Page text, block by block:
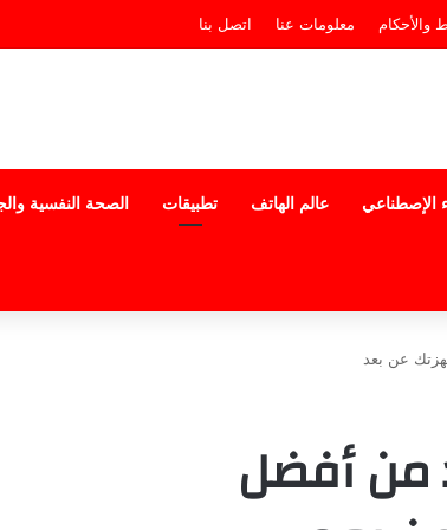
والأحكام معلومات عنا اتصل بنا
الإصطناعي عالم الهاتف تطبيقات الصحة النفسية
من أفضل